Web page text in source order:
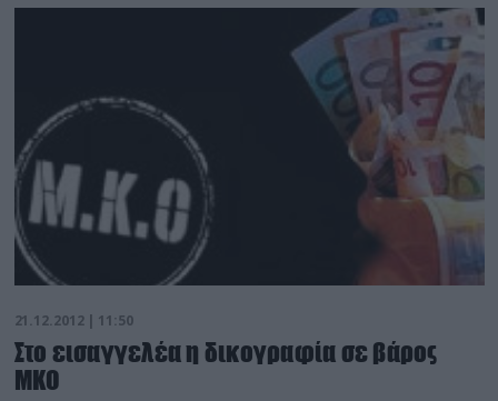
αξιοπρέπειας αλλοδαπού υπηκόου Πακιστάν, στο
Κέντρο Φιλοξενίας στην Αμυγδαλέζα Αττικής. Ο
συγκεκριμένος αλλοδαπός κρατείται για διοικητική
απέλαση αναφέρει το ΑΠΕ. Με Απόφαση του
Αρχηγείου της […]
21.12.2012 | 11:50
Στο εισαγγελέα η δικογραφία σε βάρος
ΜΚΟ